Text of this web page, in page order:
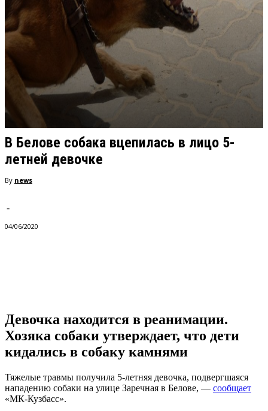
В Белове собака вцепилась в лицо 5-
летней девочке
By news
-
04/06/2020
Девочка находится в реанимации.
Хозяка собаки утверждает, что дети
кидались в собаку камнями
Тяжелые травмы получила 5-летняя девочка, подвергшаяся
нападению собаки на улице Заречная в Белове, — сообщает
«МК-Кузбасс».